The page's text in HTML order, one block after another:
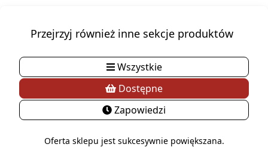
Przejrzyj również inne sekcje produktów
Wszystkie
Dostępne
Zapowiedzi
Oferta sklepu jest sukcesywnie powiększana.